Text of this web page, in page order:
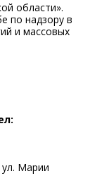
области».
по надзору в
и массовых
решения о
центр
обл., г.
данных
ул. Марии